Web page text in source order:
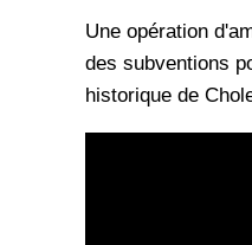
Une opération
des subventions
historique de